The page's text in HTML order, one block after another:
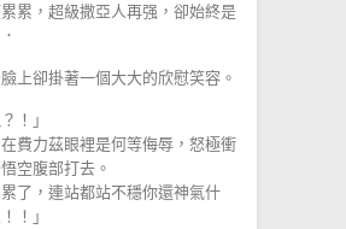
累，超級撒亞人再强，卻始終是
上卻掛著一個大大的欣慰笑容。
！」
費力茲眼裡是何等侮辱，怒極衝
空腹部打去。
累了，連站都站不穩你還神氣什
！」